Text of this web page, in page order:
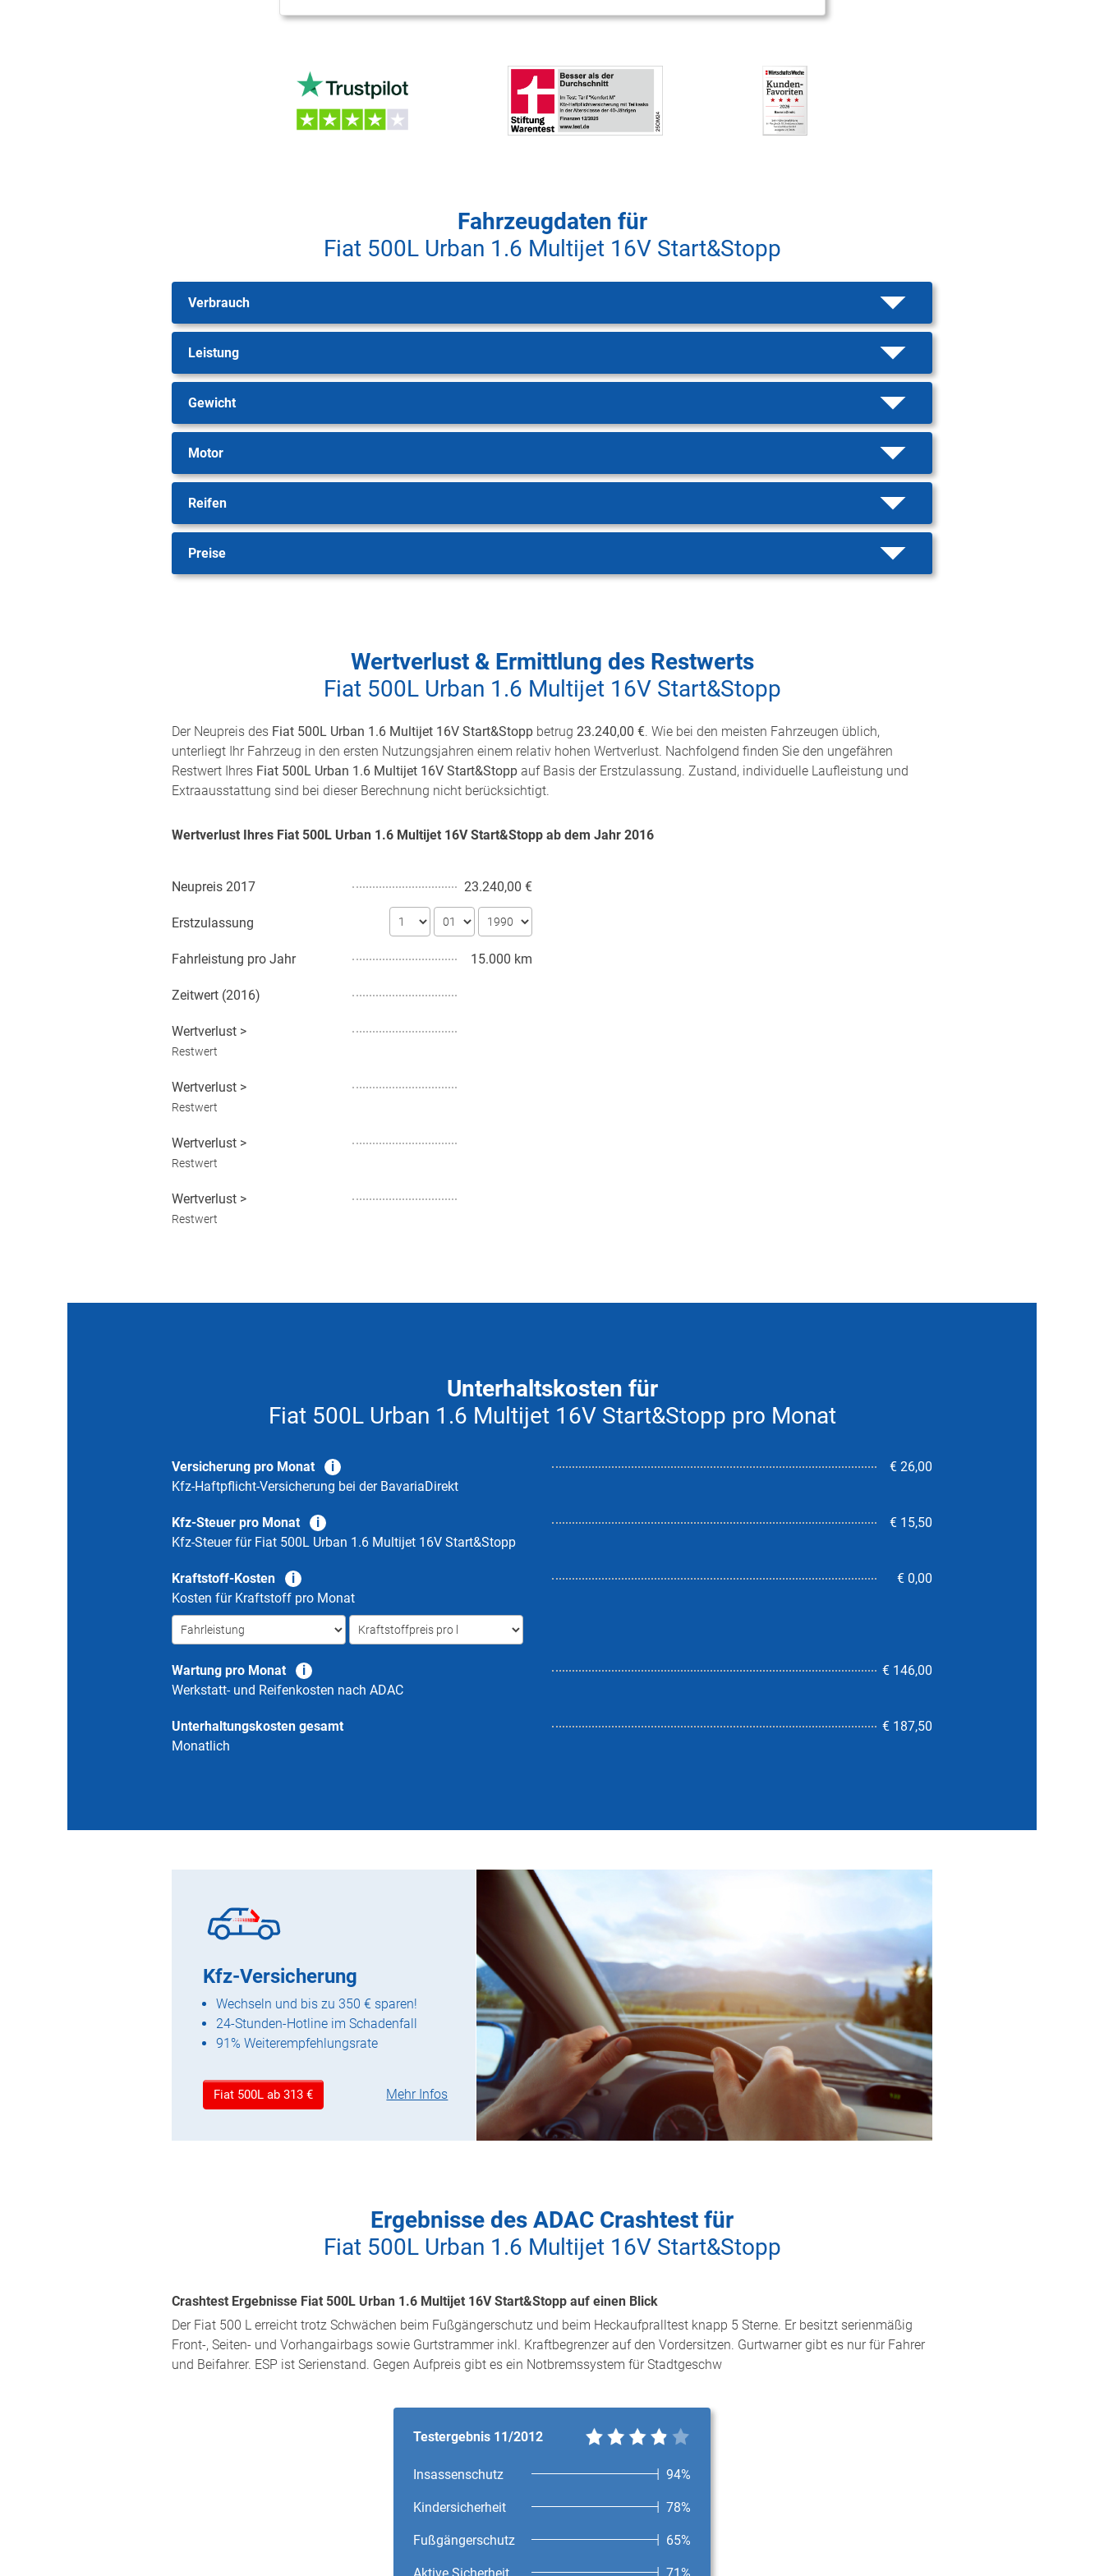
Fahrzeugdaten für
Fiat 500L Urban 1.6 Multijet 16V Start&Stopp
Verbrauch
Leistung
Gewicht
Motor
Reifen
Preise
Wertverlust & Ermittlung des Restwerts
Fiat 500L Urban 1.6 Multijet 16V Start&Stopp
Der Neupreis des Fiat 500L Urban 1.6 Multijet 16V Start&Stopp betrug 23.240,00 €. Wie bei den meisten Fahrzeugen üblich,
unterliegt Ihr Fahrzeug in den ersten Nutzungsjahren einem relativ hohen Wertverlust. Nachfolgend finden Sie den ungefähren
Restwert Ihres Fiat 500L Urban 1.6 Multijet 16V Start&Stopp auf Basis der Erstzulassung. Zustand, individuelle Laufleistung und
Extraausstattung sind bei dieser Berechnung nicht berücksichtigt.
Wertverlust Ihres Fiat 500L Urban 1.6 Multijet 16V Start&Stopp ab dem Jahr 2016
Neupreis 2017 23.240,00 €
Erstzulassung
Fahrleistung pro Jahr 15.000 km
Zeitwert (2016)
Wertverlust >
Restwert
Wertverlust >
Restwert
Wertverlust >
Restwert
Wertverlust >
Restwert
Unterhaltskosten für
Fiat 500L Urban 1.6 Multijet 16V Start&Stopp pro Monat
Versicherung pro Monat
Kfz-Haftpflicht-Versicherung bei der BavariaDirekt
€ 26,00
Kfz-Steuer pro Monat
Kfz-Steuer für Fiat 500L Urban 1.6 Multijet 16V Start&Stopp
€ 15,50
Kraftstoff-Kosten
Kosten für Kraftstoff pro Monat
€ 0,00
Wartung pro Monat
Werkstatt- und Reifenkosten nach ADAC
€ 146,00
Unterhaltungskosten gesamt
Monatlich
€ 187,50
Kfz-Versicherung
Wechseln und bis zu 350 € sparen!
24-Stunden-Hotline im Schadenfall
91% Weiterempfehlungsrate
Fiat 500L ab 313 € Mehr Infos
Ergebnisse des ADAC Crashtest für
Fiat 500L Urban 1.6 Multijet 16V Start&Stopp
Crashtest Ergebnisse Fiat 500L Urban 1.6 Multijet 16V Start&Stopp auf einen Blick
Der Fiat 500 L erreicht trotz Schwächen beim Fußgängerschutz und beim Heckaufpralltest knapp 5 Sterne. Er besitzt serienmäßig
Front-, Seiten- und Vorhangairbags sowie Gurtstrammer inkl. Kraftbegrenzer auf den Vordersitzen. Gurtwarner gibt es nur für Fahrer
und Beifahrer. ESP ist Serienstand. Gegen Aufpreis gibt es ein Notbremssystem für Stadtgeschw
Testergebnis 11/2012
Insassenschutz 94%
Kindersicherheit 78%
Fußgängerschutz 65%